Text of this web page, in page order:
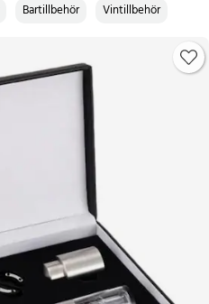
Bartillbehör Vintillbehör